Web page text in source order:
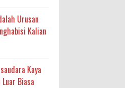
Urusan
Kalian
Kaya
Biasa